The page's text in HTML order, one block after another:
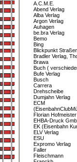
A.C.M.E.
Abend Verlag
Alba Verlag
Argon Verlag
Auhagen
be.bra Verlag
Bemo
Bing
Blickpunkt
Bradler Verlag,
Brawa
Buch (
Bufe Verlag
Busch
Carrera
Drehscheibe
Dumjahn Verlag
ECM
Florian Hofmeister
EHBA-Druck
EK (Eisenbahn
ELV Verlag
ESU
Expromo Verlag
Faller
Fleischmann